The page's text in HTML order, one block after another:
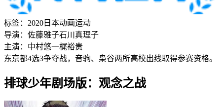
标签： 2020 日本动画运动
导演： 佐藤雅子石川真理子
主演： 中村悠一梶裕贵
东京都4选3争夺战，音驹、枭谷两所高校出线取得参赛资格。
排球少年剧场版：观念之战